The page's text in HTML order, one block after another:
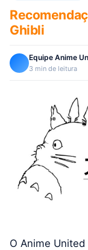
Ghibli
Equipe Anime
3 min de leitura
O Anime